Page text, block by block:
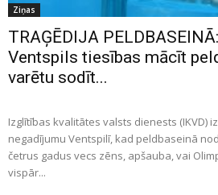
Ziņas
TRAĢĒDIJA
Ventspils tiesības mācīt
varētu sodīt...
Izglītības kvalitātes valsts dienests (IKVD)
negadījumu Ventspilī, kad peldbaseinā
četrus gadus vecs zēns, apšauba, vai
vispār...